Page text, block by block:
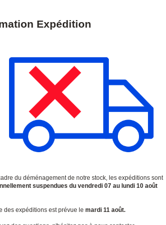
Reprise prévue le mardi 11